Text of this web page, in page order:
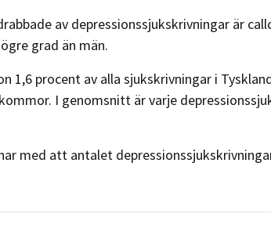
av depressionssjukskrivningar är
grad än män.
1,6 procent av alla sjukskrivningar i
I genomsnitt är varje
med att antalet